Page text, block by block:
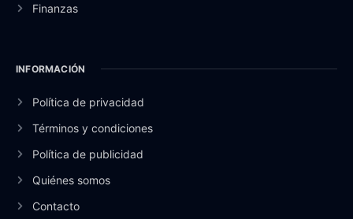
Finanzas
INFORMACIÓN
Política de privacidad
Términos y condiciones
Política de publicidad
Quiénes somos
Contacto